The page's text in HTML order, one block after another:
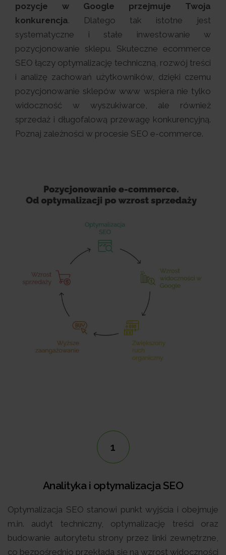
pozycje w Google przejmuje Twoja
konkurencja. Dlatego tak istotne jest
systematyczne i stałe inwestowanie w
pozycjonowanie sklepu. Skuteczne ecommerce
SEO łączy optymalizację techniczną, rozwój treści
i analizę zachowań użytkowników, dzięki czemu
pozycjonowanie sklepów www wspiera nie tylko
widoczność w wyszukiwarce, ale również
sprzedaż i długofalową przewagę konkurencyjną.
Poznaj zależności w procesie SEO e-commerce.
1
Analityka i optymalizacja SEO
Optymalizacja SEO stanowi punkt wyjścia i obejmuje
m.in. audyt techniczny, optymalizację treści oraz
budowanie autorytetu strony przez linki zewnętrzne,
co bezpośrednio przekłada się na wzrost widoczności